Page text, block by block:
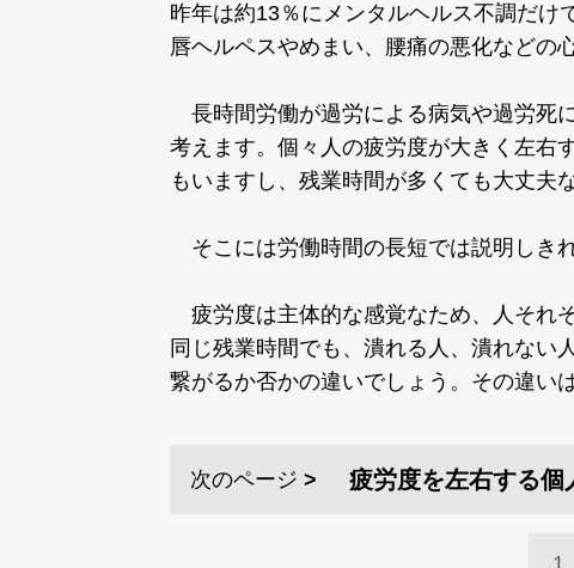
昨年は約13％にメンタルヘルス不調だけ
唇ヘルペスやめまい、腰痛の悪化などの
長時間労働が過労による病気や過労死
考えます。個々人の疲労度が大きく左右
もいますし、残業時間が多くても大丈夫
そこには労働時間の長短では説明しき
疲労度は主体的な感覚なため、人それ
同じ残業時間でも、潰れる人、潰れない
繋がるか否かの違いでしょう。その違い
次のページ 疲労度を左右する個
1